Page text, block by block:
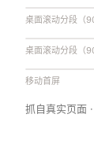
桌面滚动分段（
桌面滚动分段（
移动首屏
抓自真实页面